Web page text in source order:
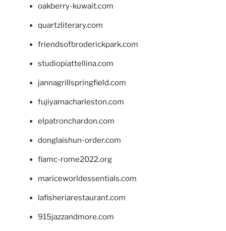
oakberry-kuwait.com
quartzliterary.com
friendsofbroderickpark.com
studiopiattellina.com
jannagrillspringfield.com
fujiyamacharleston.com
elpatronchardon.com
donglaishun-order.com
fiamc-rome2022.org
mariceworldessentials.com
lafisheriarestaurant.com
915jazzandmore.com